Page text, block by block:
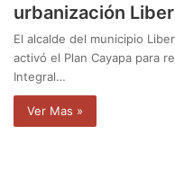
urbanización
El alcalde del municipio
activó el Plan Cayapa para
Integral…
Ver Mas »